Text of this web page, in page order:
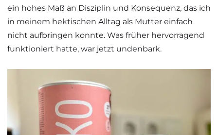
ein hohes Maß an Disziplin und Konsequenz, das ich
in meinem hektischen Alltag als Mutter einfach
nicht aufbringen konnte. Was früher hervorragend
funktioniert hatte, war jetzt undenbark.